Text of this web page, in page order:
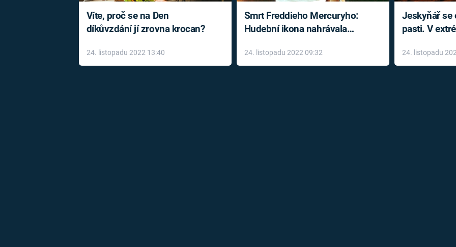
Víte, proč se na Den
díkůvzdání jí zrovna krocan?
24. listopadu 2022 13:40
Smrt Freddieho Mercuryho:
Hudební ikona nahrávala
léky
24. listopadu 2022 09:32
Jeskyňář se
pasti. V
24. listopadu